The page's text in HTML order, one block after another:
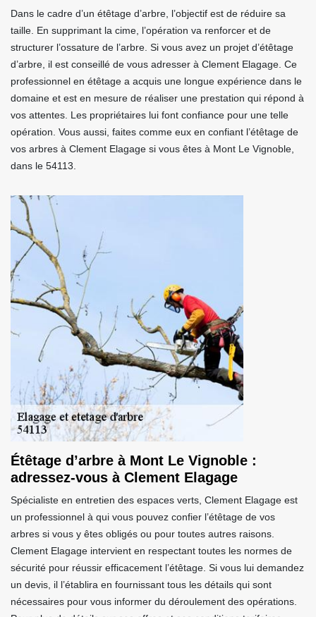
Dans le cadre d’un étêtage d’arbre, l’objectif est de réduire sa
taille. En supprimant la cime, l’opération va renforcer et de
structurer l’ossature de l’arbre. Si vous avez un projet d’étêtage
d’arbre, il est conseillé de vous adresser à Clement Elagage. Ce
professionnel en étêtage a acquis une longue expérience dans le
domaine et est en mesure de réaliser une prestation qui répond à
vos attentes. Les propriétaires lui font confiance pour une telle
opération. Vous aussi, faites comme eux en confiant l’étêtage de
vos arbres à Clement Elagage si vous êtes à Mont Le Vignoble,
dans le 54113.
Étêtage d’arbre à Mont Le Vignoble :
adressez-vous à Clement Elagage
Spécialiste en entretien des espaces verts, Clement Elagage est
un professionnel à qui vous pouvez confier l’étêtage de vos
arbres si vous y êtes obligés ou pour toutes autres raisons.
Clement Elagage intervient en respectant toutes les normes de
sécurité pour réussir efficacement l’étêtage. Si vous lui demandez
un devis, il l’établira en fournissant tous les détails qui sont
nécessaires pour vous informer du déroulement des opérations.